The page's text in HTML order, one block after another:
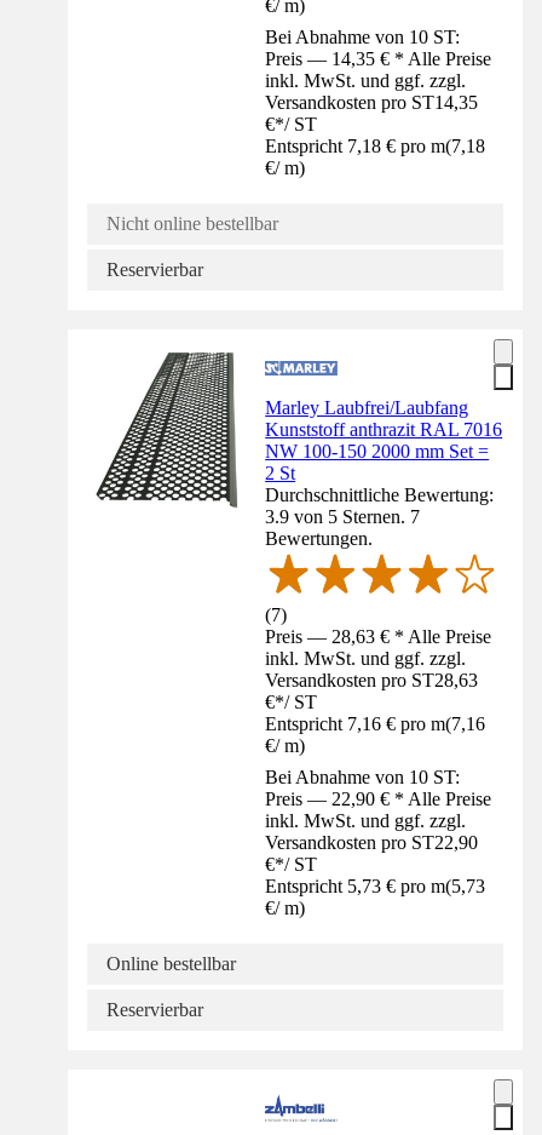
€/ m)
Bei Abnahme von 10 ST:
Preis — 14,35 € * Alle Preise
inkl. MwSt. und ggf. zzgl.
Versandkosten pro ST14,35
€*/ ST
Entspricht 7,18 € pro m(7,18
€/ m)
Nicht online bestellbar
Reservierbar
Marley Laubfrei/Laubfang
Kunststoff anthrazit RAL 7016
NW 100-150 2000 mm Set =
2 St
Durchschnittliche Bewertung:
3.9 von 5 Sternen. 7
Bewertungen.
(7)
Preis — 28,63 € * Alle Preise
inkl. MwSt. und ggf. zzgl.
Versandkosten pro ST28,63
€*/ ST
Entspricht 7,16 € pro m(7,16
€/ m)
Bei Abnahme von 10 ST:
Preis — 22,90 € * Alle Preise
inkl. MwSt. und ggf. zzgl.
Versandkosten pro ST22,90
€*/ ST
Entspricht 5,73 € pro m(5,73
€/ m)
Online bestellbar
Reservierbar